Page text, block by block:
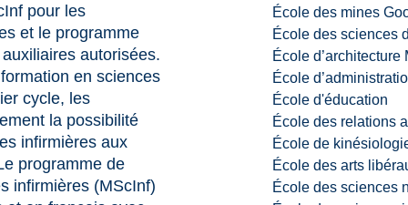
École des mines
École des sciences
École d’architecture
École
École d'éducation
École des relations
École de
École des arts
École des sciences
pour les
et le programme
autorisées.
en sciences
cycle, les
la possibilité
infirmières aux
programme de
infirmières (MScInf)